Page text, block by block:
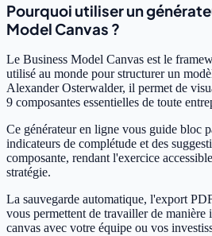
Pourquoi utiliser un
Model Canvas ?
Le Business Model Canvas est le
utilisé au monde pour structurer un
Alexander Osterwalder, il permet de
9 composantes essentielles de toute
Ce générateur en ligne vous guide bloc
indicateurs de complétude et des
composante, rendant l'exercice
stratégie.
La sauvegarde automatique, l'export
vous permettent de travailler de manière
canvas avec votre équipe ou vos